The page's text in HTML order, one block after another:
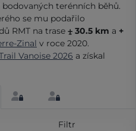
bodovaných terénních běhů.
se mu podařilo
RMT na trase ⨦ 30.5 km a +
Zinal v roce 2020.
Vanoise 2026 a získal
Filtr